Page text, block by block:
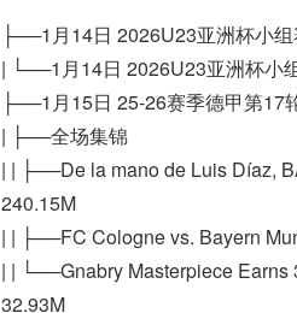
├──1月14日 2026U23亚洲杯小
| └──1月14日 2026U23亚洲杯小
├──1月15日 25-26赛季德甲第17
| ├──全场集锦
| | ├──De la mano de Luis Díaz,
240.15M
| | ├──FC Cologne vs. Bayern
| | └──Gnabry Masterpiece Earns
32.93M